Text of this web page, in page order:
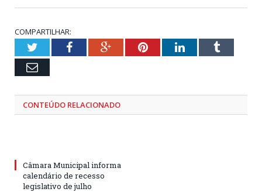
COMPARTILHAR:
TwitterFacebookGoogle+PinterestLinkedInTumblr
Email
CONTEÚDO RELACIONADO
Câmara Municipal informa
calendário de recesso
legislativo de julho